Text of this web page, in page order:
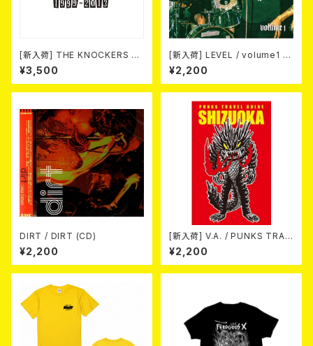
[新入荷] THE KNOCKERS 『S
CUM COLLECTION 1999
～2013』(2xCD)
¥3,500
[新入荷] LEVEL / volume1 DI
SCOGRAPHY 2021-2026 (D
IGIPACK CD)
¥2,200
DIRT / DIRT (CD)
¥2,200
[新入荷] V.A. / PUNKS TRAV
EL GUIDE SHIZUOKA (CD)
¥2,200